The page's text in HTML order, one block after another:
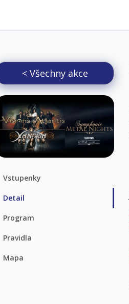
< Všechny akce
Vstupenky
Detail
Program
Pravidla
Mapa